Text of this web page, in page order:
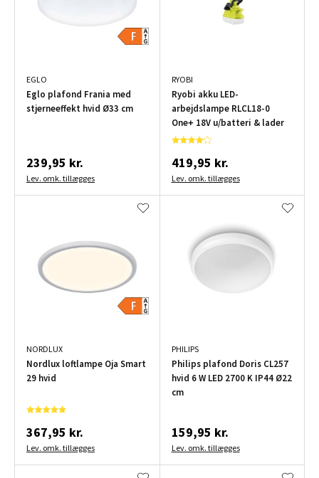
EGLO
Eglo plafond Frania med
stjerneeffekt hvid Ø33 cm
239,95 kr.
Lev. omk. tillægges
RYOBI
Ryobi akku LED-
arbejdslampe RLCL18-0
One+ 18V u/batteri & lader
419,95 kr.
Lev. omk. tillægges
NORDLUX
Nordlux loftlampe Oja Smart
29 hvid
367,95 kr.
Lev. omk. tillægges
PHILIPS
Philips plafond Doris CL257
hvid 6 W LED 2700 K IP44 Ø22
cm
159,95 kr.
Lev. omk. tillægges